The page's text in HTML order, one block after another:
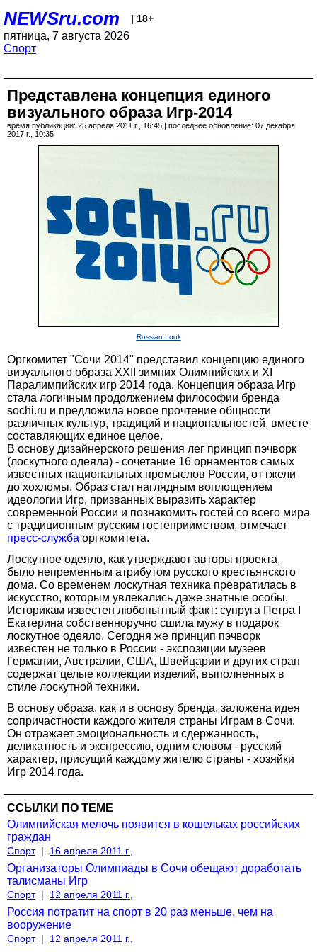
NEWSru.com | 18+
пятница, 7 августа 2026
Спорт
Представлена концепция единого
визуального образа Игр-2014
время публикации: 25 апреля 2011 г., 16:45 | последнее обновление: 07 декабря
2017 г., 10:35
Russian Look
Оргкомитет "Сочи 2014" представил концепцию единого
визуального образа XXII зимних Олимпийских и XI
Паралимпийских игр 2014 года. Концепция образа Игр
стала логичным продолжением философии бренда
sochi.ru и предложила новое прочтение общности
различных культур, традиций и национальностей, вместе
составляющих единое целое.
В основу дизайнерского решения лег принцип пэчворк
(лоскутного одеяла) - сочетание 16 орнаментов самых
известных национальных промыслов России, от гжели
до хохломы. Образ стал наглядным воплощением
идеологии Игр, призванных выразить характер
современной России и познакомить гостей со всего мира
с традиционным русским гостеприимством, отмечает
пресс-служба оргкомитета.
Лоскутное одеяло, как утверждают авторы проекта,
было непременным атрибутом русского крестьянского
дома. Со временем лоскутная техника превратилась в
искусство, которым увлекались даже знатные особы.
Историкам известен любопытный факт: супруга Петра I
Екатерина собственноручно сшила мужу в подарок
лоскутное одеяло. Сегодня же принцип пэчворк
известен не только в России - экспозиции музеев
Германии, Австралии, США, Швейцарии и других стран
содержат целые коллекции изделий, выполненных в
стиле лоскутной техники.
В основу образа, как и в основу бренда, заложена идея
сопричастности каждого жителя страны Играм в Сочи.
Он отражает эмоциональность и сдержанность,
деликатность и экспрессию, одним словом - русский
характер, присущий каждому жителю страны - хозяйки
Игр 2014 года.
ССЫЛКИ ПО ТЕМЕ
Олимпийская мелочь появится в кошельках российских
граждан
Спорт | 16 апреля 2011 г.,
Организаторы Олимпиады в Сочи обещают доработать
талисманы Игр
Спорт | 12 апреля 2011 г.,
Россия потратит на спорт в 20 раз меньше, чем на
вооружение
Спорт |
12 апреля 2011 г.,